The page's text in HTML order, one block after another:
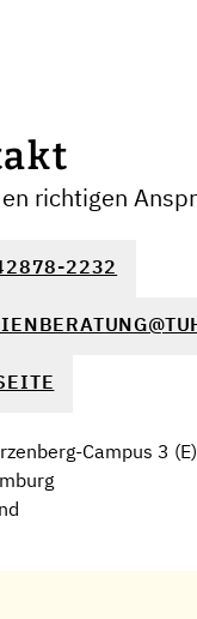
richtigen
2232
Campus 3 (E)